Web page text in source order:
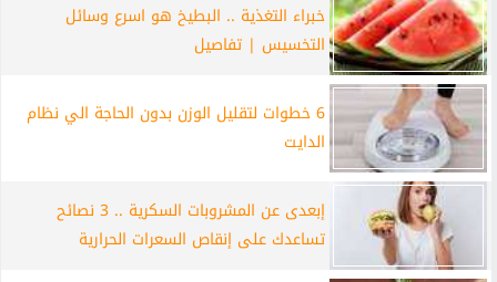
خبراء التغذية .. البطيخ هو اسرع وسائل
التخسيس | تفاصيل
6 خطوات لتقليل الوزن بدون الحاجة الي نظام
الدايت
إبعدى عن المشروبات السكرية .. 3 نصائح
تساعدك على إنقاص السعرات الحرارية